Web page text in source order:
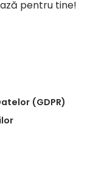
pentru tine!
(GDPR)